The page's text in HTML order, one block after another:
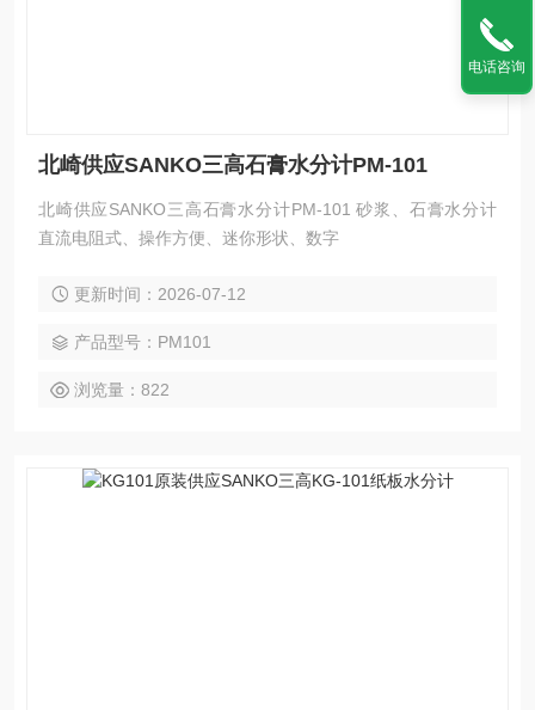
北崎供应SANKO三高石膏水分计PM-101
北崎供应SANKO三高石膏水分计PM-101 砂浆、石膏水分计
直流电阻式、操作方便、迷你形状、数字
更新时间：2026-07-12
产品型号：PM101
浏览量：822
电话咨询